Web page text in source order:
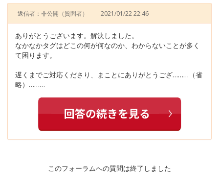
返信者：非公開 （質問者） 2021/01/22 22:46
ありがとうございます。解決しました。
なかなかタグはどこの何が何なのか、わからないことが多く
て困ります。
遅くまでご対応くださり、まことにありがとうござ………（省
略）………
このフォーラムへの質問は終了しました